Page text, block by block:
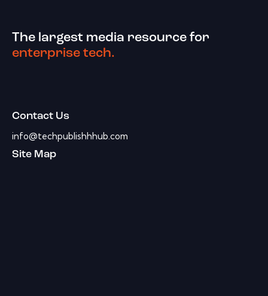
The largest media resource for
enterprise tech.
Contact Us
info@techpublishhhub.com
Site Map